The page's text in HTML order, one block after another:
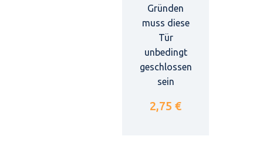
Gründen
muss diese
Tür
unbedingt
geschlossen
sein
2,75 €